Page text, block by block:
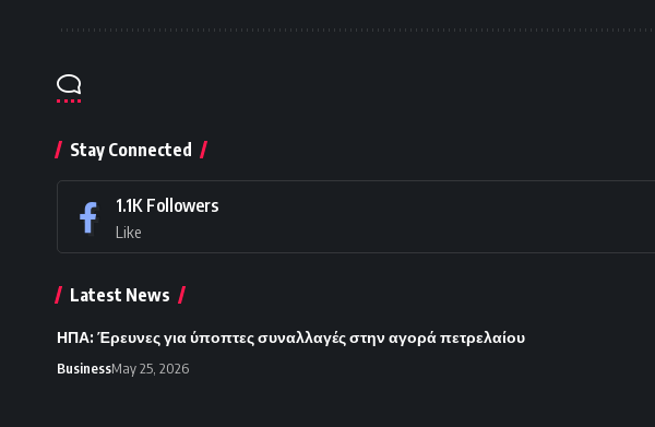
Stay Connected
1.1K Followers
Like
Latest News
ΗΠΑ: Έρευνες για ύποπτες συναλλαγές στην αγορά πετρελαίου
BusinessMay 25, 2026